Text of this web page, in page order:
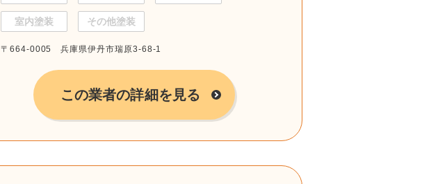
室内塗装 その他塗装
〒664-0005 兵庫県伊丹市瑞原3-68-1
この業者の詳細を見る